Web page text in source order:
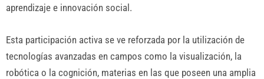
aprendizaje e innovación social.
Esta participación activa se ve reforzada por la utilización de
tecnologías avanzadas en campos como la visualización, la
robótica o la cognición, materias en las que poseen una amplia